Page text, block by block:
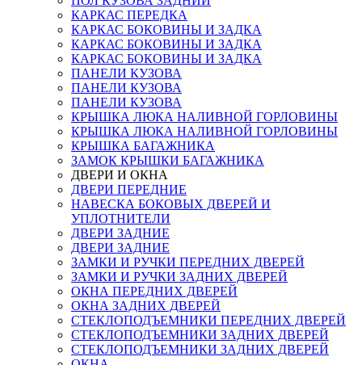
КАРКАС ПЕРЕДКА
КАРКАС БОКОВИНЫ И ЗАДКА
КАРКАС БОКОВИНЫ И ЗАДКА
КАРКАС БОКОВИНЫ И ЗАДКА
ПАНЕЛИ КУЗОВА
ПАНЕЛИ КУЗОВА
ПАНЕЛИ КУЗОВА
КРЫШКА ЛЮКА НАЛИВНОЙ ГОРЛОВИНЫ
КРЫШКА ЛЮКА НАЛИВНОЙ ГОРЛОВИНЫ
КРЫШКА БАГАЖНИКА
ЗАМОК КРЫШКИ БАГАЖНИКА
ДВЕРИ И ОКНА
ДВЕРИ ПЕРЕДНИЕ
НАВЕСКА БОКОВЫХ ДВЕРЕЙ И
УПЛОТНИТЕЛИ
ДВЕРИ ЗАДНИЕ
ДВЕРИ ЗАДНИЕ
ЗАМКИ И РУЧКИ ПЕРЕДНИХ ДВЕРЕЙ
ЗАМКИ И РУЧКИ ЗАДНИХ ДВЕРЕЙ
ОКНА ПЕРЕДНИХ ДВЕРЕЙ
ОКНА ЗАДНИХ ДВЕРЕЙ
СТЕКЛОПОДЪЕМНИКИ ПЕРЕДНИХ ДВЕРЕЙ
СТЕКЛОПОДЪЕМНИКИ ЗАДНИХ ДВЕРЕЙ
СТЕКЛОПОДЪЕМНИКИ ЗАДНИХ ДВЕРЕЙ